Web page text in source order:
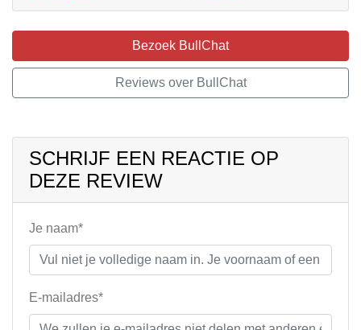
Bezoek BullChat
Reviews over BullChat
SCHRIJF EEN REACTIE OP
DEZE REVIEW
Je naam*
E-mailadres*